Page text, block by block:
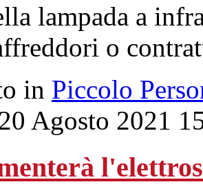
lampada a
o
in Piccolo
Agosto 2021